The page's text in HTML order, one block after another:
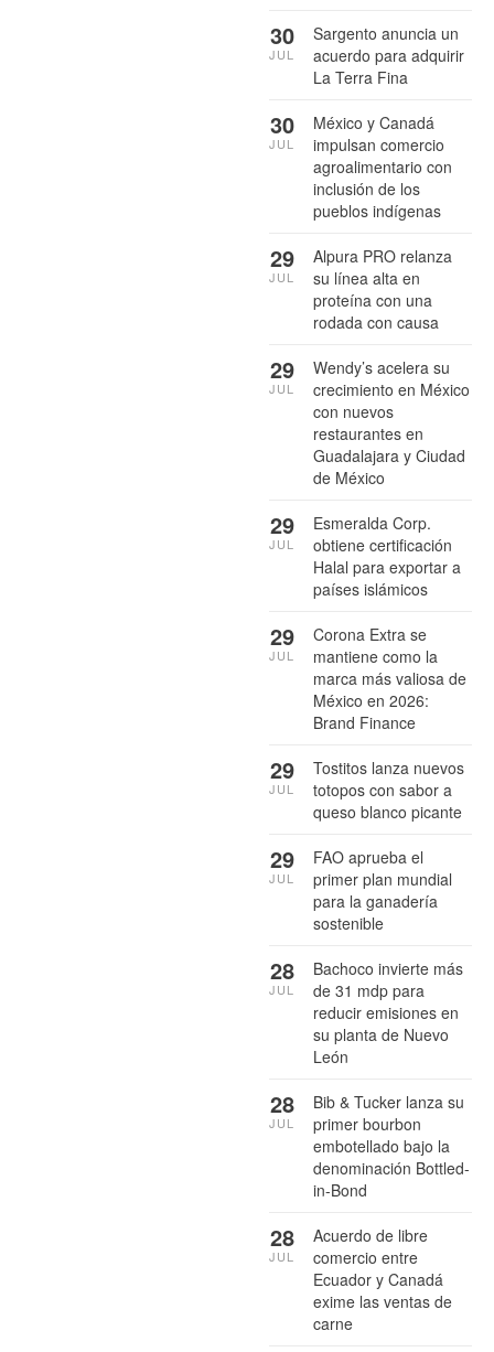
Sargento anuncia un
acuerdo para adquirir
La Terra Fina
30
JUL
México y Canadá
impulsan comercio
agroalimentario con
inclusión de los
pueblos indígenas
30
JUL
Alpura PRO relanza
su línea alta en
proteína con una
rodada con causa
29
JUL
Wendy’s acelera su
crecimiento en México
con nuevos
restaurantes en
Guadalajara y Ciudad
de México
29
JUL
Esmeralda Corp.
obtiene certificación
Halal para exportar a
países islámicos
29
JUL
Corona Extra se
mantiene como la
marca más valiosa de
México en 2026:
Brand Finance
29
JUL
Tostitos lanza nuevos
totopos con sabor a
queso blanco picante
29
JUL
FAO aprueba el
primer plan mundial
para la ganadería
sostenible
29
JUL
Bachoco invierte más
de 31 mdp para
reducir emisiones en
su planta de Nuevo
León
28
JUL
Bib & Tucker lanza su
primer bourbon
embotellado bajo la
denominación Bottled-
in-Bond
28
JUL
Acuerdo de libre
comercio entre
Ecuador y Canadá
exime las ventas de
carne
28
JUL